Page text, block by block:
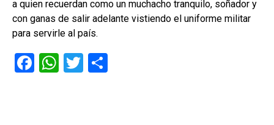
a quien recuerdan como un muchacho tranquilo, soñador y
con ganas de salir adelante vistiendo el uniforme militar
para servirle al país.
F
W T